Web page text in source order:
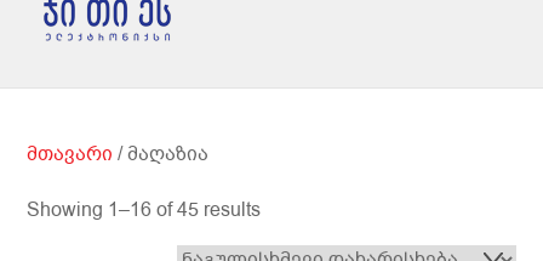
მთავარი / მაღაზია
Showing 1–16 of 45 results